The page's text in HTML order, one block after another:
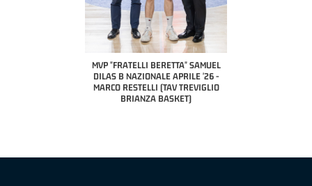
MVP "FRATELLI BERETTA" SAMUEL
DILAS B NAZIONALE APRILE '26 -
MARCO RESTELLI (TAV TREVIGLIO
BRIANZA BASKET)